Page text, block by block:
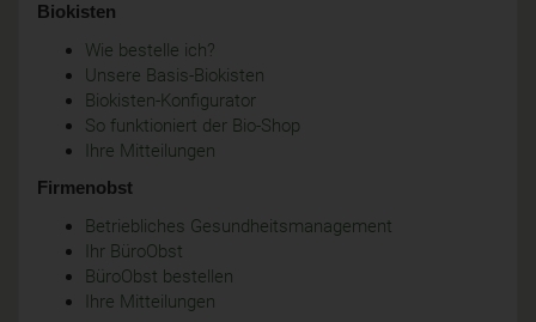
Biokisten
Wie bestelle ich?
Unsere Basis-Biokisten
Biokisten-Konfigurator
So funktioniert der Bio-Shop
Ihre Mitteilungen
Firmenobst
Betriebliches Gesundheitsmanagement
Ihr BüroObst
BüroObst bestellen
Ihre Mitteilungen